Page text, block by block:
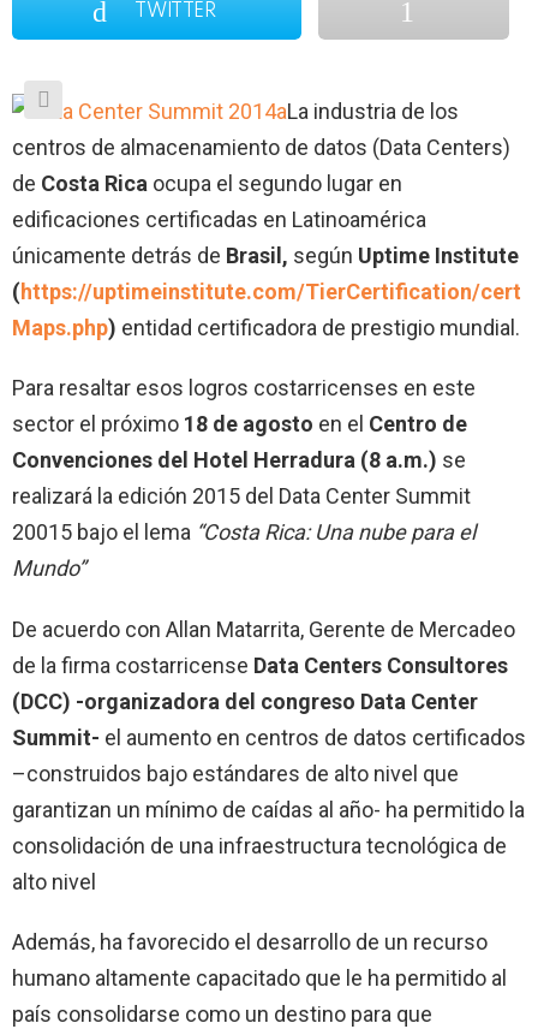
TWITTER
La industria de los
centros de almacenamiento de datos (Data Centers)
de Costa Rica ocupa el segundo lugar en
edificaciones certificadas en Latinoamérica
únicamente detrás de Brasil, según Uptime Institute
(https://uptimeinstitute.com/TierCertification/cert
Maps.php) entidad certificadora de prestigio mundial.
Para resaltar esos logros costarricenses en este
sector el próximo 18 de agosto en el Centro de
Convenciones del Hotel Herradura (8 a.m.) se
realizará la edición 2015 del Data Center Summit
20015 bajo el lema “Costa Rica: Una nube para el
Mundo”
De acuerdo con Allan Matarrita, Gerente de Mercadeo
de la firma costarricense Data Centers Consultores
(DCC) -organizadora del congreso Data Center
Summit- el aumento en centros de datos certificados
–construidos bajo estándares de alto nivel que
garantizan un mínimo de caídas al año- ha permitido la
consolidación de una infraestructura tecnológica de
alto nivel
Además, ha favorecido el desarrollo de un recurso
humano altamente capacitado que le ha permitido al
país consolidarse como un destino para que